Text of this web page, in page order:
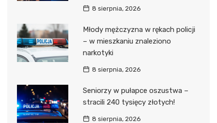
8 sierpnia, 2026
Młody mężczyzna w rękach policji
– w mieszkaniu znaleziono
narkotyki
8 sierpnia, 2026
Seniorzy w pułapce oszustwa –
stracili 240 tysięcy złotych!
8 sierpnia, 2026